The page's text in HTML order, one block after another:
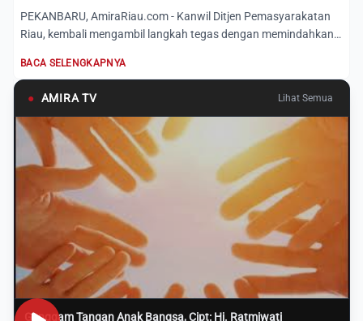
PEKANBARU, AmiraRiau.com - Kanwil Ditjen Pemasyarakatan
Riau, kembali mengambil langkah tegas dengan memindahkan
BACA SELENGKAPNYA
● AMIRA TV Lihat Semua
Genggam Tangan Anak Bangsa, Cipt: Hj. Ratmiwati